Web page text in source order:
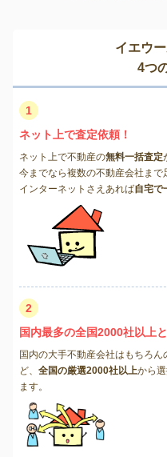
イエウ
4つ
1
ネット上で査定依頼！
ネット上で不動産の無料一括査定
今までなら複数の不動産会社ま
インターネットさえあれば自宅で
2
国内最多の全国2000社以上
国内の大手不動産会社はもちろ
ど、 全国の厳選2000社以上から
ます。